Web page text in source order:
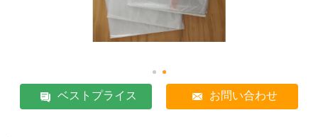
ベストプライス お問い合わせ